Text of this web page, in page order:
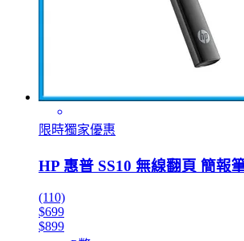
限時獨家優惠
HP 惠普 SS10 無線翻頁 簡報
(110)
$699
$899